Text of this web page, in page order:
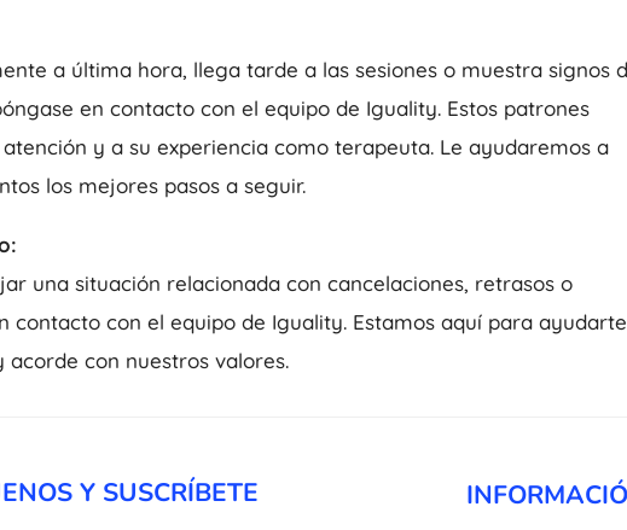
a última hora, llega tarde a las sesiones o muestra signos
en contacto con el equipo de Iguality. Estos patrones
y a su experiencia como terapeuta. Le ayudaremos a
los mejores pasos a seguir.
una situación relacionada con cancelaciones, retrasos o
contacto con el equipo de Iguality. Estamos aquí para
con nuestros valores.
Y SUSCRÍBETE